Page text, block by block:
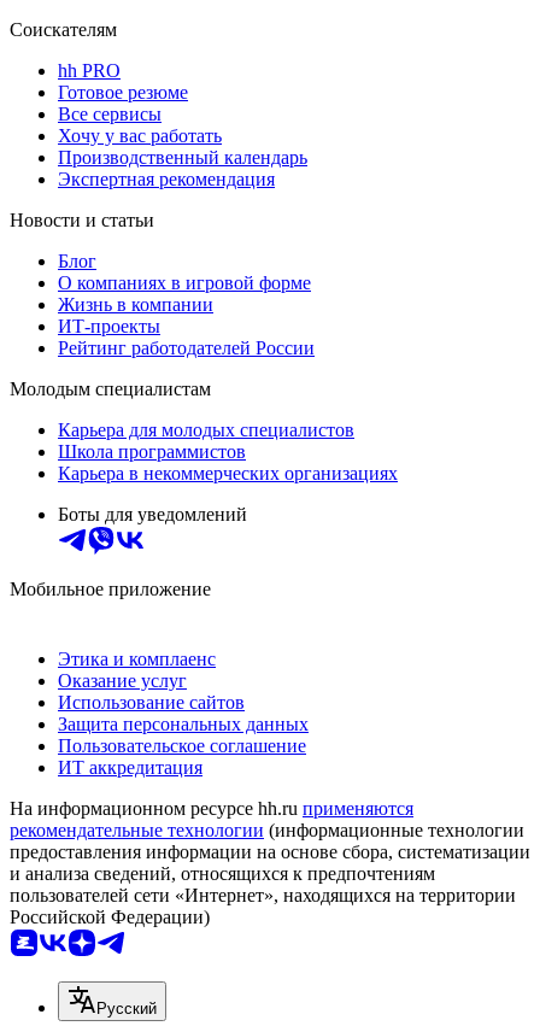
Соискателям
hh PRO
Готовое резюме
Все сервисы
Хочу у вас работать
Производственный календарь
Экспертная рекомендация
Новости и статьи
Блог
О компаниях в игровой форме
Жизнь в компании
ИТ-проекты
Рейтинг работодателей России
Молодым специалистам
Карьера для молодых специалистов
Школа программистов
Карьера в некоммерческих организациях
Боты для уведомлений
Мобильное приложение
Этика и комплаенс
Оказание услуг
Использование сайтов
Защита персональных данных
Пользовательское соглашение
ИТ аккредитация
На информационном ресурсе hh.ru применяются
рекомендательные технологии (информационные технологии
предоставления информации на основе сбора, систематизации
и анализа сведений, относящихся к предпочтениям
пользователей сети «Интернет», находящихся на территории
Российской Федерации)
Русский